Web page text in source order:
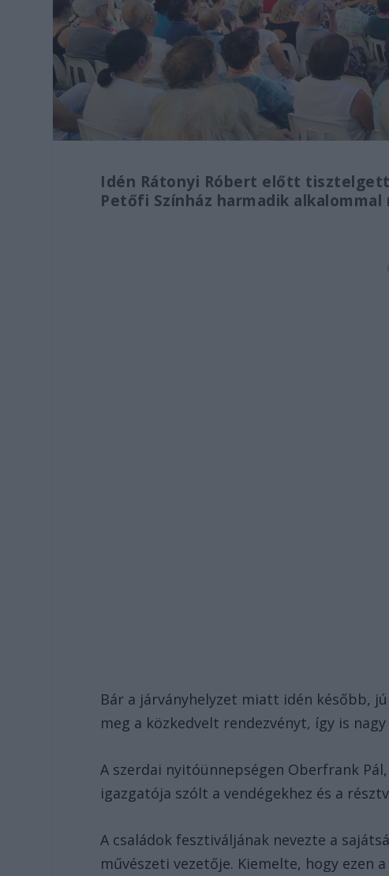
Idén Rátonyi Róbert előtt
Petőfi Színház harmadik
Bár a járványhelyzet miatt idén később,
meg a közkedvelt rendezvényt, így is
A szerdai nyitóünnepségen Oberfrank
igazgatója szólt a vendégekhez és a
A családok fesztiváljának nevezte a
művészeti vezetője. Kiemelte, hogy ezen